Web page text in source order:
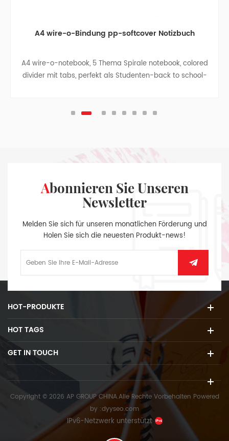
A4 wire-o-Bindung pp-softcover Notizbuch
A4 wire-o-notebook, 5 Thema Spirale notebook, colored
divider mit tabs, perfekt als Studenten-back to school-
Abonnieren Sie Unseren
Newsletter
Melden Sie sich für unseren monatlichen Förderung und
Holen Sie sich die neuesten Produkt-news!
HOT-PRODUKTE
HOT TAGS
GET IN TOUCH
Copyright © 2026 AP GROUP CHINA.Alle Rechte Vorbehalten Powered
by :dyyseo.com
IPv6-Netzwerk unterstützt